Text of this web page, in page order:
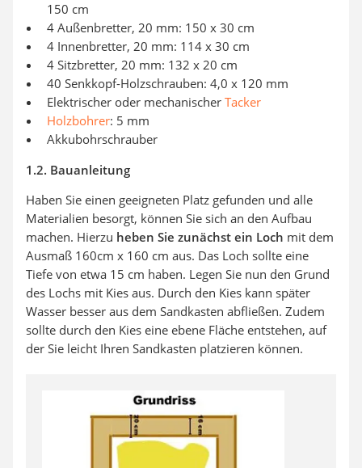
150 cm
4 Außenbretter, 20 mm: 150 x 30 cm
4 Innenbretter, 20 mm: 114 x 30 cm
4 Sitzbretter, 20 mm: 132 x 20 cm
40 Senkkopf-Holzschrauben: 4,0 x 120 mm
Elektrischer oder mechanischer Tacker
Holzbohrer: 5 mm
Akkubohrschrauber
1.2. Bauanleitung
Haben Sie einen geeigneten Platz gefunden und alle
Materialien besorgt, können Sie sich an den Aufbau
machen. Hierzu heben Sie zunächst ein Loch mit dem
Ausmaß 160cm x 160 cm aus. Das Loch sollte eine
Tiefe von etwa 15 cm haben. Legen Sie nun den Grund
des Lochs mit Kies aus. Durch den Kies kann später
Wasser besser aus dem Sandkasten abfließen. Zudem
sollte durch den Kies eine ebene Fläche entstehen, auf
der Sie leicht Ihren Sandkasten platzieren können.